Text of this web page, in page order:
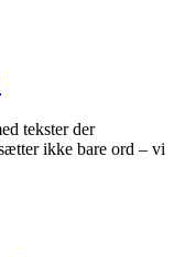
tekster der
ikke bare ord – vi